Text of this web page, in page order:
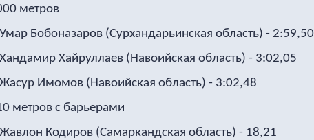
метров
Бобоназаров (Сурхандарьинская область) - 2:59,50
Хайруллаев (Навоийская область) - 3:02,05
Имомов (Навоийская область) - 3:02,48
метров с барьерами
Кодиров (Самаркандская область) - 18,21